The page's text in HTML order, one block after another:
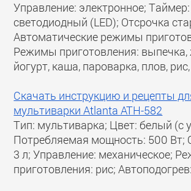
Управление: электронное;
светодиодный (LED); Отсрочка
Автоматические режимы
Режимы приготовления: выпечка,
йогурт, каша, пароварка, плов,
Скачать инструкцию и рецепты
мультиварки Atlanta ATH-582
Тип: мультиварка; Цвет: белый (с
Потребляемая мощность: 500 Вт;
3 л; Управление: механическое;
приготовления: рис;